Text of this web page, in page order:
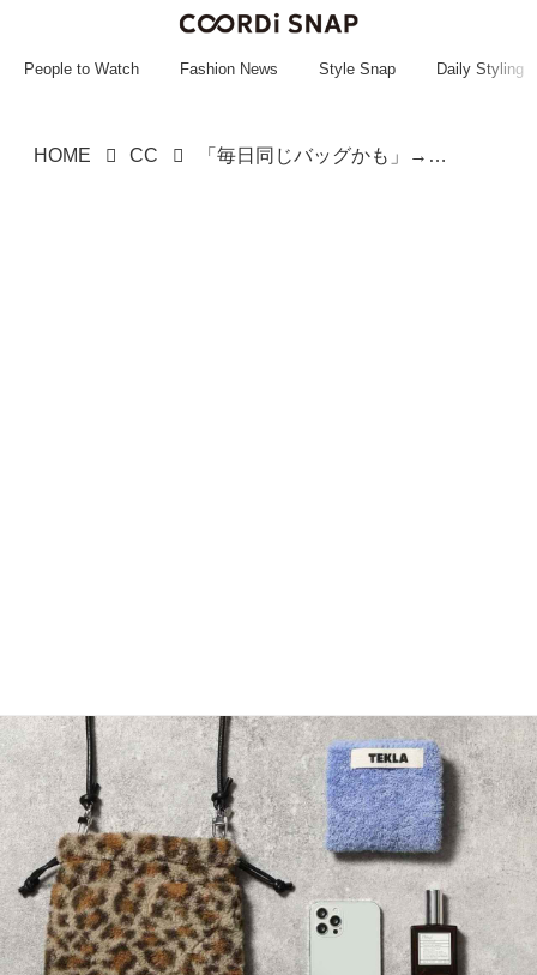
~~~~~~~~~~~
People to Watch Fashion News Style Snap Daily Styling
HOME CC 「毎日同じバッグかも」→【niko and ...】で新調♡「今っぽキルトバッグ」